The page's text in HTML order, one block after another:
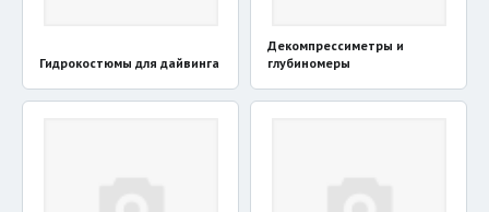
Гидрокостюмы для дайвинга
Декомпрессиметры и
глубиномеры